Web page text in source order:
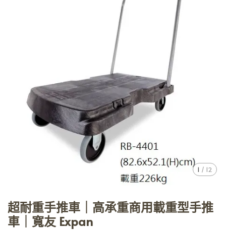
1 / 12
超耐重手推車｜高承重商用載重型手推
車｜寬友 Expan